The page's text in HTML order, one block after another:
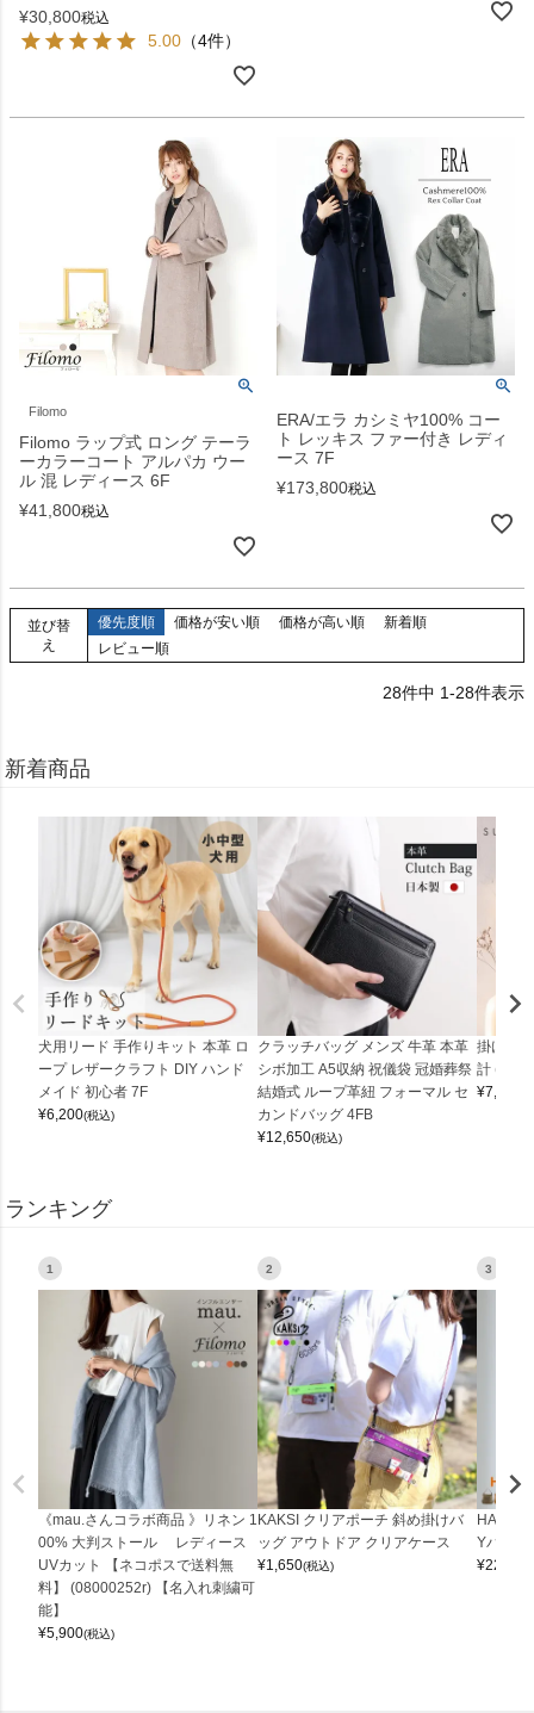
¥30,800税込
5.00 （4件）
Filomo
Filomo ラップ式 ロング テーラ
ーカラーコート アルパカ ウー
ル 混 レディース 6F
¥41,800税込
ERA/エラ カシミヤ100% コー
ト レッキス ファー付き レディ
ース 7F
¥173,800税込
並び替
え
優先度順 価格が安い順 価格が高い順
新着順
レビュー順
28件中 1-28件表示
新着商品
犬用リード 手作りキット 本革 ロ
ープ レザークラフト DIY ハンド
メイド 初心者 7F
¥6,200(税込)
クラッチバッグ メンズ 牛革 本革
シボ加工 A5収納 祝儀袋 冠婚葬祭
結婚式 ループ革紐 フォーマル セ
カンドバッグ 4FB
¥12,650(税込)
掛け時
計
¥7,150
ランキング
1
《mau.さんコラボ商品 》リネン 1
00% 大判ストール レディース
UVカット 【ネコポスで送料無
料】 (08000252r) 【名入れ刺繍可
能】
¥5,900(税込)
2
KAKSI クリアポーチ 斜め掛けバ
ッグ アウトドア クリアケース
¥1,650(税込)
3
Yバッグ
¥22,000